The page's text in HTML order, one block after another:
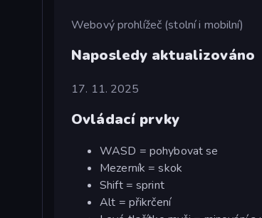
Webový prohlížeč (stolní i mobilní)
Naposledy aktualizováno
17. 11. 2025
Ovládací prvky
WASD = pohybovat se
Mezerník = skok
Shift = sprint
Alt = přikrčení